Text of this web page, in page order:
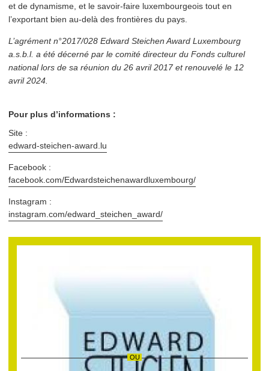
et de dynamisme, et le savoir-faire lux­em­bour­geois tout en
l’exportant bien au-delà des frontières du pays.
L’agrément n°2017/028 Edward Steichen Award Luxembourg
a.s.b.l. a été décerné par le comité directeur du Fonds culturel
national lors de sa réunion du 26 avril 2017 et renouvelé le 12
avril 2024.
Pour plus d’informations :
Site :
edward​-steichen​-award​.lu
Facebook :
facebook​.com/​E​d​w​a​r​d​s​t​e​i​c​h​e​n​a​w​a​r​d​l​u​x​e​m​b​ourg/
Instagram :
instagram​.com/​e​d​w​a​r​d​_​s​t​e​i​c​h​e​n​_​a​ward/
028‑2017 —
Edward Steichen Award
FAIRE UN DON
OU